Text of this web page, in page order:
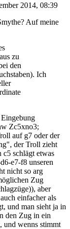
2014, 08:39
Auf meine
zu
den
Ich
Zc5xno3;
auf g7 oder der
der Troll zieht
schlägt etwas
e7-f8 unseren
nicht so arg
Zug
aber
einfacher als
und man sieht ja in
den Zug in ein
und wenns stimmt